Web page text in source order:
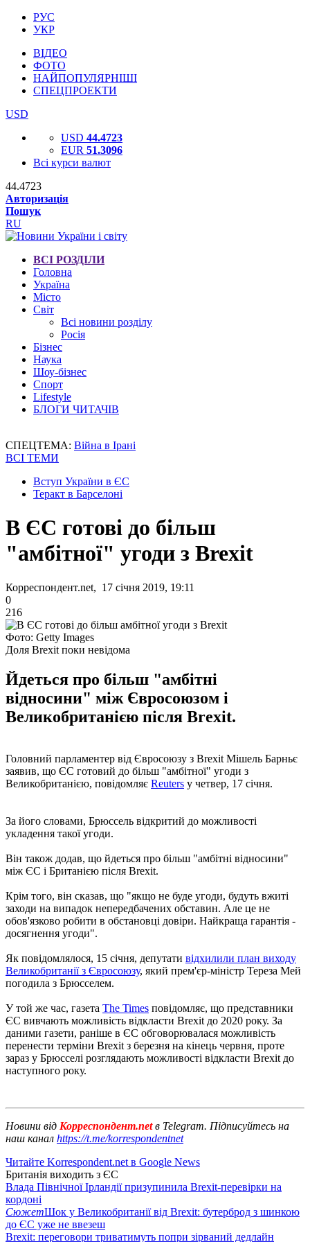
РУС
УКР
ВІДЕО
ФОТО
НАЙПОПУЛЯРНІШІ
СПЕЦПРОЕКТИ
USD
USD 44.4723
EUR 51.3096
Всі курси валют
44.4723
Авторизація
Пошук
RU
ВСІ РОЗДІЛИ
Головна
Україна
Місто
Світ
Всі новини розділу
Росія
Бізнес
Наука
Шоу-бізнес
Спорт
Lifestyle
БЛОГИ ЧИТАЧІВ
СПЕЦТЕМА: Війна в Ірані
ВСІ ТЕМИ
Вступ України в ЄС
Теракт в Барселоні
В ЄС готові до більш
"амбітної" угоди з Brexit
Корреспондент.net, 17 січня 2019, 19:11
0
216
Фото: Getty Images
Доля Brexit поки невідома
Йдеться про більш "амбітні
відносини" між Євросоюзом і
Великобританією після Brexit.
Головний парламентер від Євросоюзу з Brexit Мішель Барньє
заявив, що ЄС готовий до більш "амбітної" угоди з
Великобританією, повідомляє Reuters у четвер, 17 січня.
За його словами, Брюссель відкритий до можливості
укладення такої угоди.
Він також додав, що йдеться про більш "амбітні відносини"
між ЄС і Британією після Brexit.
Крім того, він сказав, що "якщо не буде угоди, будуть вжиті
заходи на випадок непередбачених обставин. Але це не
обов'язково робити в обстановці довіри. Найкраща гарантія -
досягнення угоди".
Як повідомлялося, 15 січня, депутати відхилили план виходу
Великобританії з Євросоюзу, який прем'єр-міністр Тереза ​​Мей
погодила з Брюсселем.
У той же час, газета The Times повідомляє, що представники
ЄС вивчають можливість відкласти Brexit до 2020 року. За
даними газети, раніше в ЄС обговорювалася можливість
перенести терміни Brexit з березня на кінець червня, проте
зараз у Брюсселі розглядають можливості відкласти Brexit до
наступного року.
Новини від Корреспондент.netв Telegram. Підписуйтесь на
наш канал https://t.me/korrespondentnet
Читайте Korrespondent.net в Google News
Британія виходить з ЄС
Влада Північної Ірландії призупинила Brexit-перевірки на
кордоні
СюжетШок у Великобританії від Brexit: бутерброд з шинкою
до ЄС уже не ввезеш
Brexit: переговори триватимуть попри зірваний дедлайн